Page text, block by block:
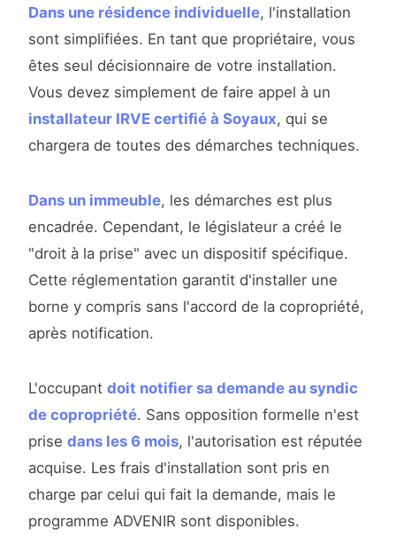
Dans une résidence individuelle, l'installation
sont simplifiées. En tant que propriétaire, vous
êtes seul décisionnaire de votre installation.
Vous devez simplement de faire appel à un
installateur IRVE certifié à Soyaux, qui se
chargera de toutes des démarches techniques.
Dans un immeuble, les démarches est plus
encadrée. Cependant, le législateur a créé le
"droit à la prise" avec un dispositif spécifique.
Cette réglementation garantit d'installer une
borne y compris sans l'accord de la copropriété,
après notification.
L'occupant doit notifier sa demande au syndic
de copropriété. Sans opposition formelle n'est
prise dans les 6 mois, l'autorisation est réputée
acquise. Les frais d'installation sont pris en
charge par celui qui fait la demande, mais le
programme ADVENIR sont disponibles.